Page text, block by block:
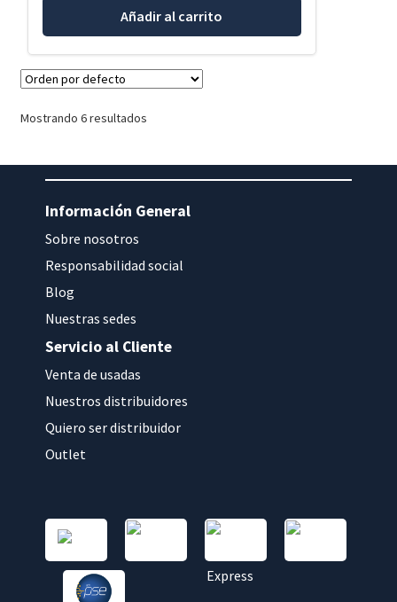
Añadir al carrito
Mostrando 6 resultados
Información General
Sobre nosotros
Responsabilidad social
Blog
Nuestras sedes
Servicio al Cliente
Venta de usadas
Nuestros distribuidores
Quiero ser distribuidor
Outlet